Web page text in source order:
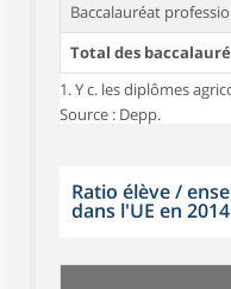
Baccalauréat
Total des
1. Y c. les diplômes
Source : Depp.
Ratio élève /
dans l'UE en 2014